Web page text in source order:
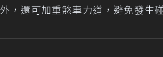
外，還可加重煞車力道，避免發生